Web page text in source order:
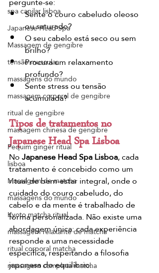
spa capilar lisboa
Japanese Head Spa
Massagem de gengibre
tensão muscular
massagens do mundo
massagem corporal de gengibre
ritual de gengibre
massagem chinesa de gengibre
Pequim ginger ritual
lisboa
Massagem de matcha
massagens do mundo
Kyoto matcha ritual
massagem relaxante de matcha
ritual corporal matcha
massagem completa matcha
Sente o couro cabeludo oleoso
ou saturado?
O seu cabelo está seco ou sem
brilho?
Procura um relaxamento
profundo?
Sente stress ou tensão
acumulada?
Tipos de tratamentos no
Japanese Head Spa Lisboa
No Japanese Head Spa Lisboa, cada
tratamento é concebido como um
ritual de bem-estar integral, onde o
cuidado do couro cabeludo, do
cabelo e da mente é trabalhado de
forma personalizada. Não existe uma
abordagem única: cada experiência
responde a uma necessidade
específica, respeitando a filosofia
japonesa do equilíbrio.